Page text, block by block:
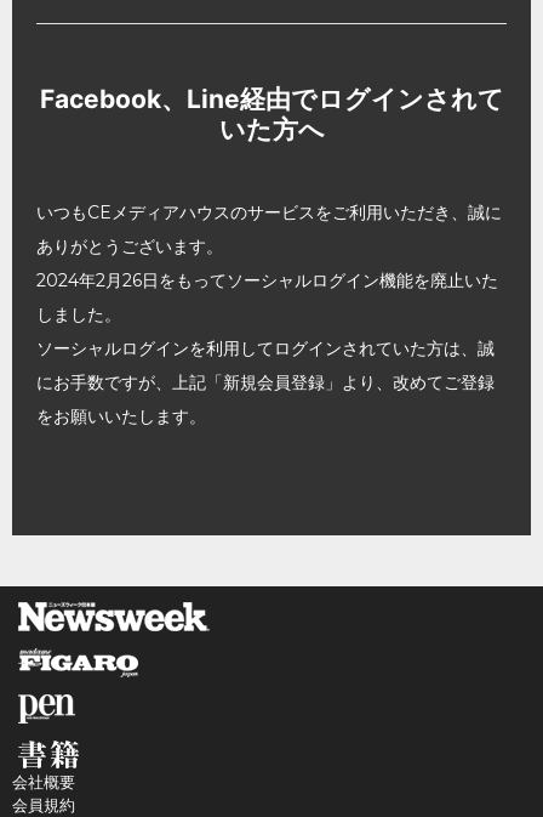
Facebook、Line経由でログインされて
いた方へ
いつもCEメディアハウスのサービスをご利用いただき、誠に
ありがとうございます。
2024年2月26日をもってソーシャルログイン機能を廃止いた
しました。
ソーシャルログインを利用してログインされていた方は、誠
にお手数ですが、上記「新規会員登録」より、改めてご登録
をお願いいたします。
会社概要
会員規約